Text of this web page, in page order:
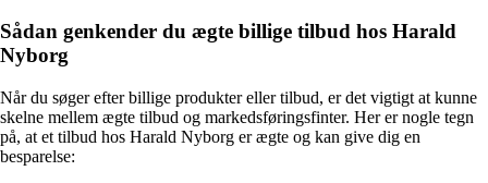
Sådan genkender du ægte billige tilbud hos Harald
Nyborg
Når du søger efter billige produkter eller tilbud, er det vigtigt at kunne
skelne mellem ægte tilbud og markedsføringsfinter. Her er nogle tegn
på, at et tilbud hos Harald Nyborg er ægte og kan give dig en
besparelse: